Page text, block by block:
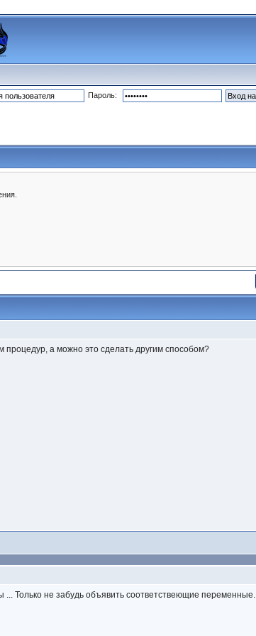
Пароль:
а можно это сделать другим способом?
Только не забудь объявить соответствеющие переменные.